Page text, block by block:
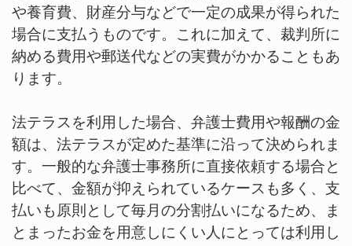
や養育費、財産分与などで一定の成果が得られた
場合に支払うものです。これに加えて、裁判所に
納める費用や郵送代などの実費がかかることもあ
ります。
法テラスを利用した場合、弁護士費用や報酬の金
額は、法テラスが定めた基準に沿って決められま
す。一般的な弁護士事務所に直接依頼する場合と
比べて、金額が抑えられているケースも多く、支
払いも原則として毎月の分割払いになるため、ま
とまったお金を用意しにくい人にとっては利用し